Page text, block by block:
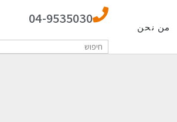
من نحن
04-9535030